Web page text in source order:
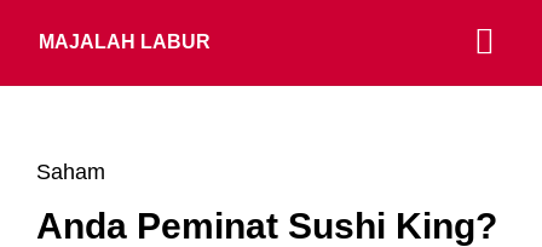
MAJALAH LABUR
Saham
Anda Peminat Sushi King?